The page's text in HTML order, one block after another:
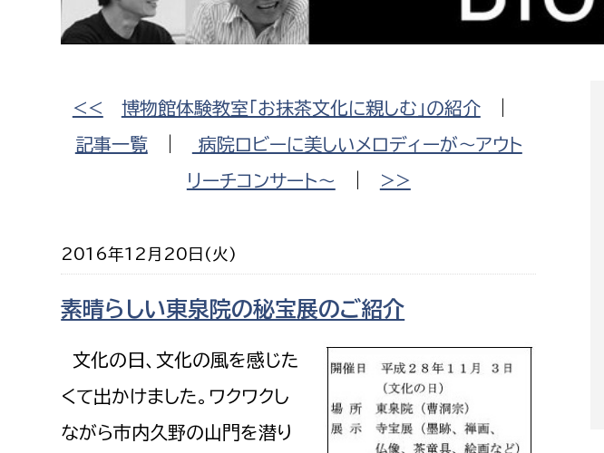
妊産婦
障がい者
労働者
外国人
ペット
環境・エネルギー
都市基盤
行政経営
病院
市民部
人権・男女共同参画課
戸籍住民課
福祉健康部
福祉政策課
高齢介護課
障がい福祉課
保険課
子ども政策課
保育課
<< 博物館体験教室「お抹茶文化に親しむ」の紹介|
記事一覧|
病院ロビーに美しいメロディーが〜アウト
リーチコンサート〜
>>
2016年12月20日(火)
素晴らしい東泉院の秘宝展のご紹介
文化の日、文化の風を感じた
くて出かけました。ワクワクし
ながら市内久野の山門を潜り